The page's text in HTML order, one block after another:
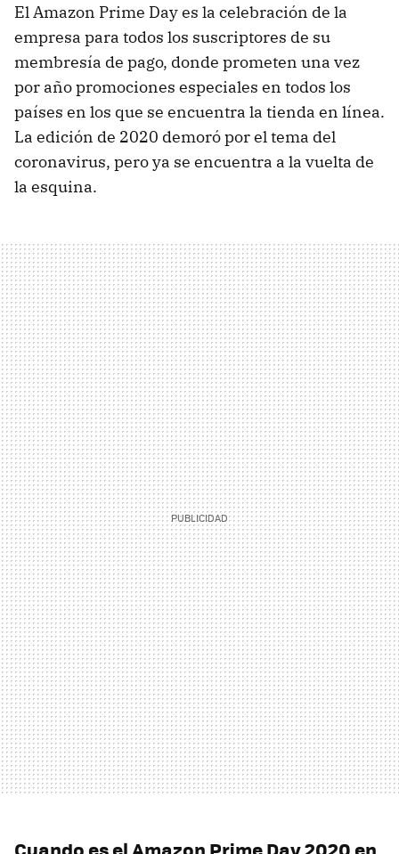
El Amazon Prime Day es la celebración de la
empresa para todos los suscriptores de su
membresía de pago, donde prometen una vez
por año promociones especiales en todos los
países en los que se encuentra la tienda en línea.
La edición de 2020 demoró por el tema del
coronavirus, pero ya se encuentra a la vuelta de
la esquina.